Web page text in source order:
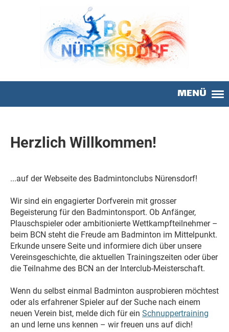
MENÜ
Herzlich Willkommen!
...auf der Webseite des Badmintonclubs Nürensdorf!
Wir sind ein engagierter Dorfverein mit grosser
Begeisterung für den Badmintonsport. Ob Anfänger,
Plauschspieler oder ambitionierte Wettkampfteilnehmer –
beim BCN steht die Freude am Badminton im Mittelpunkt.
Erkunde unsere Seite und informiere dich über unsere
Vereinsgeschichte, die aktuellen Trainingszeiten oder über
die Teilnahme des BCN an der Interclub-Meisterschaft.
Wenn du selbst einmal Badminton ausprobieren möchtest
oder als erfahrener Spieler auf der Suche nach einem
neuen Verein bist, melde dich für ein Schnuppertraining
an und lerne uns kennen – wir freuen uns auf dich!